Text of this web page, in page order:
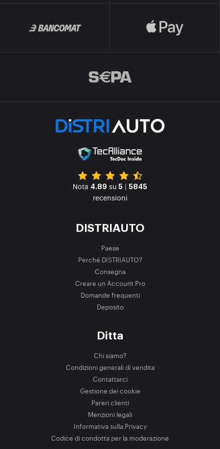
Nota 4.89 su 5 | 5845
recensioni
DISTRIAUTO
Paese
Perché DISTRIAUTO?
Consegna
Creare un Account Pro
Domande frequenti
Deposito
Ditta
Chi siamo?
Condizioni generali di vendita
Contattarci
Gestione dei cookie
Pareri clienti
Menzioni legali
Informativa sulla Privacy
Codice di condotta per la moderazione